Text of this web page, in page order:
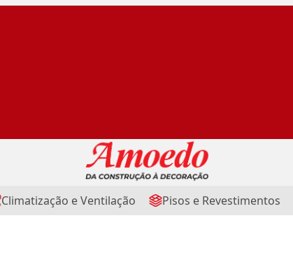
Climatização e Ventilação Pisos e Revestimentos